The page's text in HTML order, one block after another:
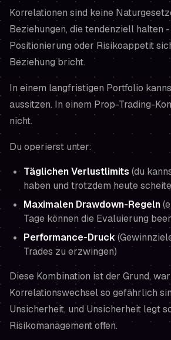
Korrelationen sind keine
Beziehungen, dietendenziell halten
Positionierung oder Risikoappetit
Beziehung bricht.
In einem langfristigen Portfolio
aussitzen. In einem Prop-Trading-
nicht.
Du operierst unter:
Täglichen Verlustlimits (du
haben und trotzdem heute
Maximalen Drawdown-Regeln
Tage können die Evaluierung
Performance-Druck
Trades zu erzwingen)
Diese Kombination ist der Grund,
Korrelationswechsel so gefährlich
Unsicherheit, und Unsicherheit legt
Risikomanagement offen.